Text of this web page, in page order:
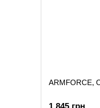
ARMFORCE,